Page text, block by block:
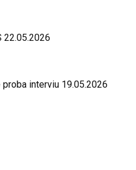
22.05.2026
interviu 19.05.2026